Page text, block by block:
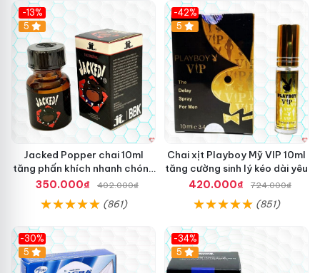
-13%
5
Jacked Popper chai 10ml
tăng phấn khích nhanh chóng
mua ngay
350.000₫ 402.000₫
(861)
-42%
5
Chai xịt Playboy Mỹ VIP 10ml
tăng cường sinh lý kéo dài yêu
420.000₫
724.000₫
(851)
-30%
5
-34%
5